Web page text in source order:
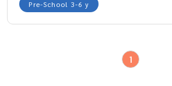
Pre-School 3-6 y
1